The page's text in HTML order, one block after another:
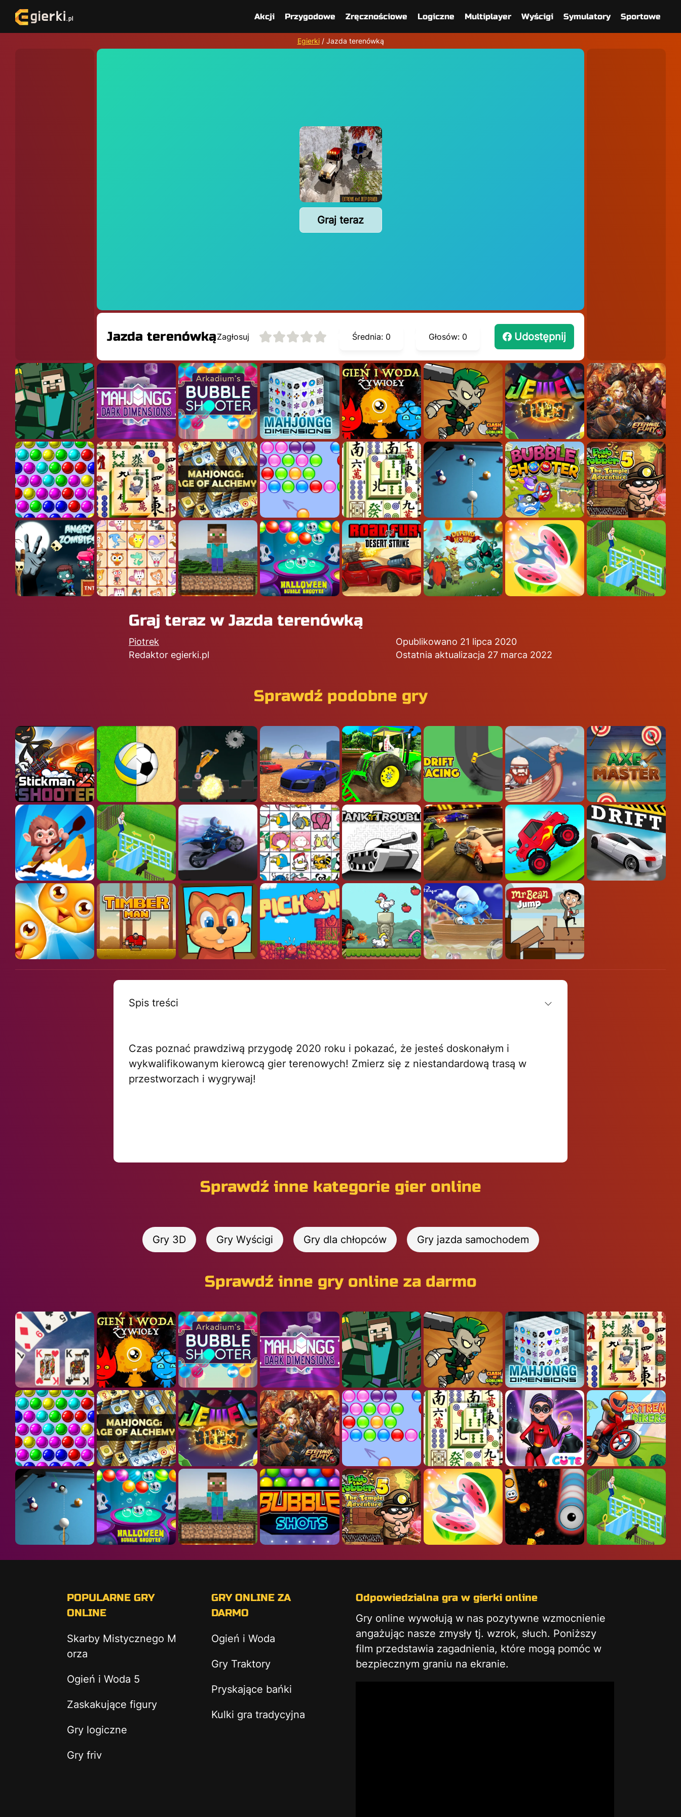
Akcji Przygodowe Zręcznościowe Logiczne Multiplayer Wyścigi Symulatory Sportowe
Egierki/ Jazda terenówką
Graj teraz
Jazda terenówkąZagłosuj Średnia: 0 Głosów: 0 Udostępnij
Graj teraz w Jazda terenówką
Piotrek
Redaktor egierki.pl
Opublikowano 21 lipca 2020
Ostatnia aktualizacja 27 marca 2022
Sprawdź podobne gry
Spis treści
Czas poznać prawdziwą przygodę 2020 roku i pokazać, że jesteś doskonałym i
wykwalifikowanym kierowcą gier terenowych! Zmierz się z niestandardową trasą w
przestworzach i wygrywaj!
Sprawdź inne kategorie gier online
Gry 3D Gry Wyścigi Gry dla chłopców Gry jazda samochodem
Sprawdź inne gry online za darmo
POPULARNE GRY
ONLINE
Skarby Mistycznego M
orza
Ogień i Woda 5
Zaskakujące figury
Gry logiczne
Gry friv
GRY ONLINE ZA
DARMO
Ogień i Woda
Gry Traktory
Pryskające bańki
Kulki gra tradycyjna
Odpowiedzialna gra w gierki online
Gry online wywołują w nas pozytywne wzmocnienie
angażując nasze zmysły tj. wzrok, słuch. Poniższy
film przedstawia zagadnienia, które mogą pomóc w
bezpiecznym graniu na ekranie.